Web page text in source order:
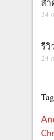
ส
14
รีวิ
14